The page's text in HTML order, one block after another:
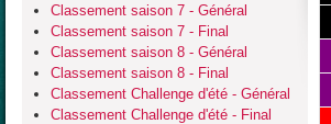
Classement saison 7 - Général
Classement saison 7 - Final
Classement saison 8 - Général
Classement saison 8 - Final
Classement Challenge d'été - Général
Classement Challenge d'été - Final